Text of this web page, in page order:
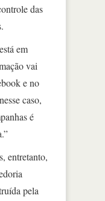
das
em
vai
e no
caso,
é
entretanto,
pela